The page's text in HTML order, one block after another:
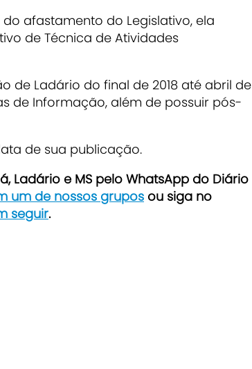
afastamento do Legislativo, ela
de Técnica de Atividades
de Ladário do final de 2018 até abril de
de Informação, além de possuir pós-
de sua publicação.
Ladário e MS pelo WhatsApp do Diário
um de nossos grupos ou siga no
seguir.